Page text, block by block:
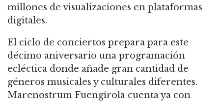
millones de visualizaciones en plataformas
digitales.
El ciclo de conciertos prepara para este
décimo aniversario una programación
ecléctica donde añade gran cantidad de
géneros musicales y culturales diferentes.
Marenostrum Fuengirola cuenta ya con